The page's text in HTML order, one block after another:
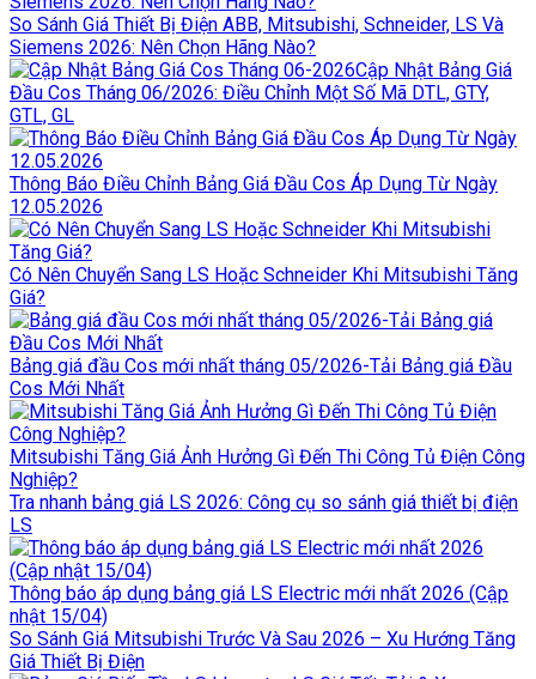
So Sánh Giá Thiết Bị Điện ABB, Mitsubishi, Schneider, LS Và
Siemens 2026: Nên Chọn Hãng Nào?
Cập Nhật Bảng Giá
Đầu Cos Tháng 06/2026: Điều Chỉnh Một Số Mã DTL, GTY,
GTL, GL
Thông Báo Điều Chỉnh Bảng Giá Đầu Cos Áp Dụng Từ Ngày
12.05.2026
Có Nên Chuyển Sang LS Hoặc Schneider Khi Mitsubishi Tăng
Giá?
Bảng giá đầu Cos mới nhất tháng 05/2026-Tải Bảng giá Đầu
Cos Mới Nhất
Mitsubishi Tăng Giá Ảnh Hưởng Gì Đến Thi Công Tủ Điện Công
Nghiệp?
Tra nhanh bảng giá LS 2026: Công cụ so sánh giá thiết bị điện
LS
Thông báo áp dụng bảng giá LS Electric mới nhất 2026 (Cập
nhật 15/04)
So Sánh Giá Mitsubishi Trước Và Sau 2026 – Xu Hướng Tăng
Giá Thiết Bị Điện